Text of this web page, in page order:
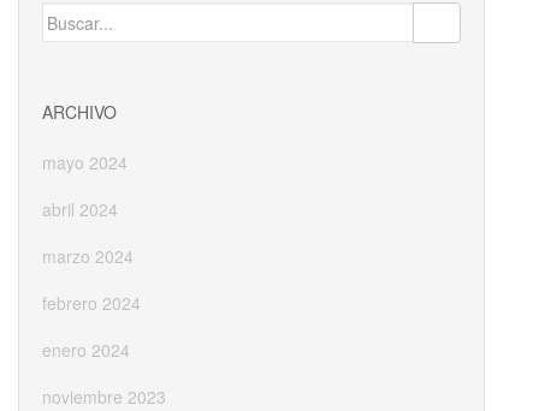
o
Buscar:
ARCHIVO
mayo 2024
abril 2024
marzo 2024
febrero 2024
enero 2024
noviembre 2023